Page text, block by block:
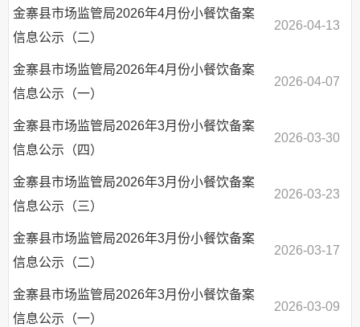
金寨县市场监管局2026年4月份小餐饮备案
信息公示（二）
2026-04-13
金寨县市场监管局2026年4月份小餐饮备案
信息公示（一）
2026-04-07
金寨县市场监管局2026年3月份小餐饮备案
信息公示（四）
2026-03-30
金寨县市场监管局2026年3月份小餐饮备案
信息公示（三）
2026-03-23
金寨县市场监管局2026年3月份小餐饮备案
信息公示（二）
2026-03-17
金寨县市场监管局2026年3月份小餐饮备案
信息公示（一）
2026-03-09